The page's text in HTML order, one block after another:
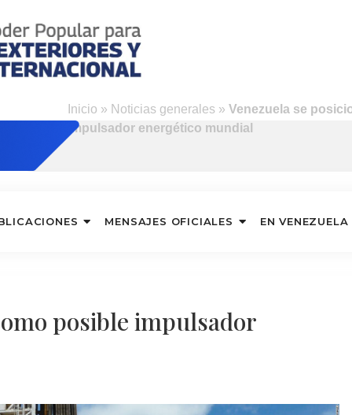
Inicio » Noticias generales »Venezuela se
impulsador energético mundial
MENSAJES OFICIALES EN VENEZUELA
posible impulsador